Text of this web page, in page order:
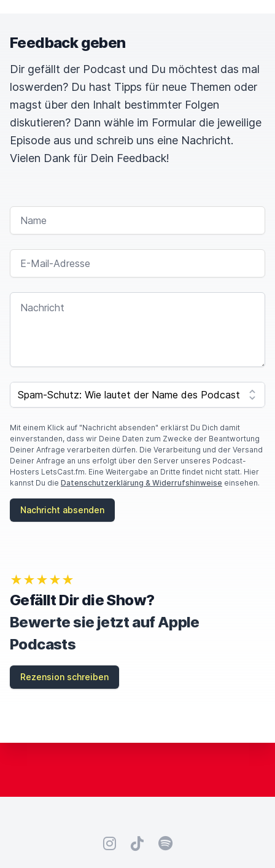
Feedback geben
Dir gefällt der Podcast und Du möchtest das mal
loswerden? Du hast Tipps für neue Themen oder
magst über den Inhalt bestimmter Folgen
diskutieren? Dann wähle im Formular die jeweilige
Episode aus und schreib uns eine Nachricht.
Vielen Dank für Dein Feedback!
NAME
E-MAIL-ADRESSE
NACHRICHT
SPAM CAPTCHA
Mit einem Klick auf "Nachricht absenden" erklärst Du Dich damit
einverstanden, dass wir Deine Daten zum Zwecke der Beantwortung
Deiner Anfrage verarbeiten dürfen. Die Verarbeitung und der Versand
Deiner Anfrage an uns erfolgt über den Server unseres Podcast-
Hosters LetsCast.fm. Eine Weitergabe an Dritte findet nicht statt. Hier
kannst Du die Datenschutzerklärung & Widerrufshinweise einsehen.
Nachricht absenden
★★★★★
Gefällt Dir die Show?
Bewerte sie jetzt auf Apple
Podcasts
Rezension schreiben
InstagramTikTokSpotify